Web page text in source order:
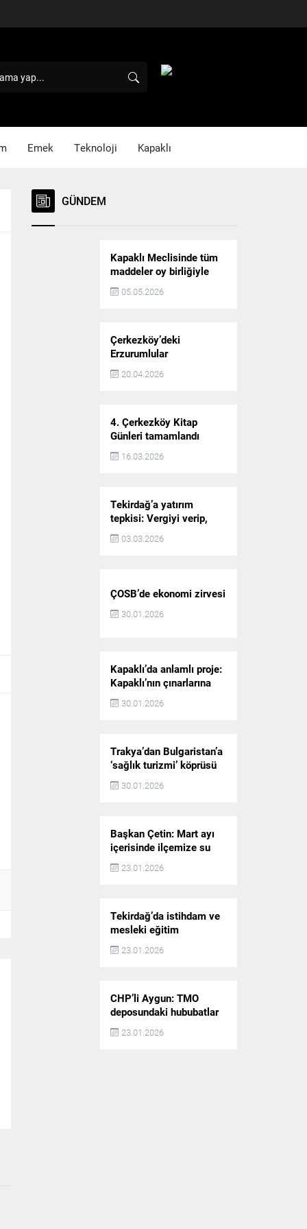
Emek Teknoloji Kapaklı
GÜNDEM
Kapaklı Meclisinde tüm
maddeler oy birliğiyle
karara bağlandı
05.05.2026
Çerkezköy’deki
Erzurumlular
şampiyonluğu kutladı
20.04.2026
4. Çerkezköy Kitap
Günleri tamamlandı
16.03.2026
Tekirdağ’a yatırım
tepkisi: Vergiyi verip,
hizmet almayan bir iliz
03.03.2026
ÇOSB’de ekonomi zirvesi
30.01.2026
Kapaklı’da anlamlı proje:
Kapaklı’nın çınarlarına
dijital vefa köprüsü
30.01.2026
Trakya’dan Bulgaristan’a
‘sağlık turizmi’ köprüsü
30.01.2026
Başkan Çetin: Mart ayı
içerisinde ilçemize su
akışı başlatılacak
23.01.2026
Tekirdağ’da istihdam ve
mesleki eğitim
politikaları değerlendirildi
23.01.2026
CHP’li Aygun: TMO
deposundaki hububatlar
çalındı!
23.01.2026